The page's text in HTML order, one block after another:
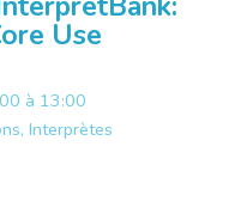
Use
à 13:00
Interprètes